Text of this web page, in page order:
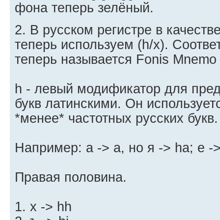
фона теперь зелёный.
2. В русском регистре в
теперь используем (h/х).
теперь называется Fonis
h - левый модификатор для
букв латинскими. Он
*менее* частотных русских букв.
Например: а -> a, но я -> ha; е -
Правая половина.
1. х -> hh